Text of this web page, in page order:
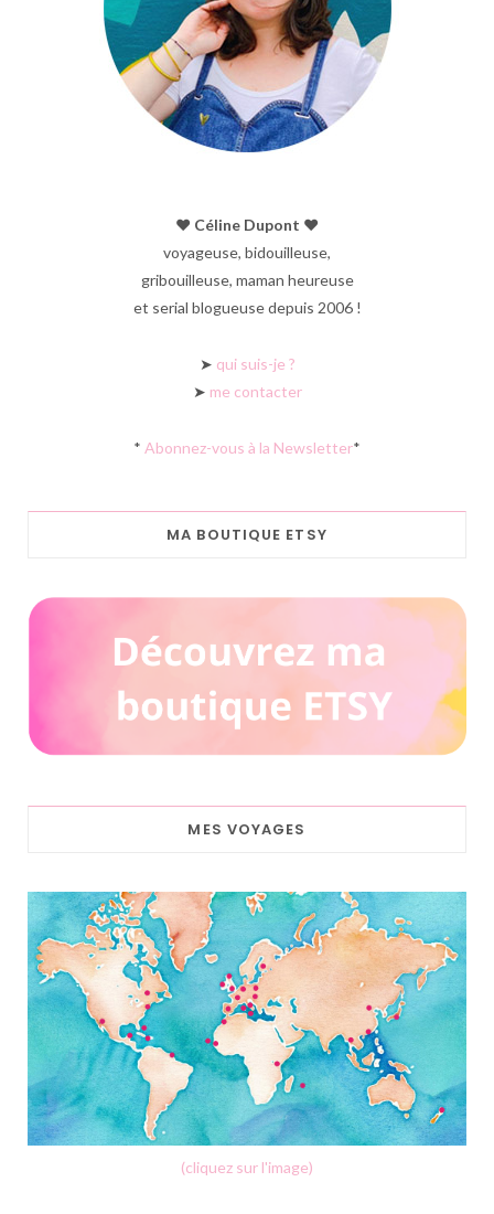
♥︎ Céline Dupont ♥︎
voyageuse, bidouilleuse,
gribouilleuse, maman heureuse
et serial blogueuse depuis 2006 !
➤ qui suis-je ?
➤ me contacter
* Abonnez-vous à la Newsletter*
MA BOUTIQUE ETSY
MES VOYAGES
(cliquez sur l'image)